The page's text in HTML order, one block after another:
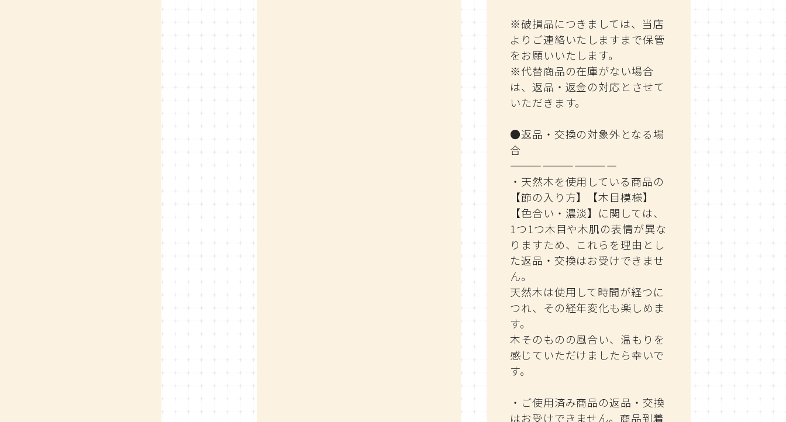
※破損品につきましては、当店
よりご連絡いたしますまで保管
をお願いいたします。
※代替商品の在庫がない場合
は、返品・返金の対応とさせて
いただきます。
●返品・交換の対象外となる場
合
——————————
・天然木を使用している商品の
【節の入り方】【木目模様】
【色合い・濃淡】に関しては、
1つ1つ木目や木肌の表情が異な
りますため、これらを理由とし
た返品・交換はお受けできませ
ん。
天然木は使用して時間が経つに
つれ、その経年変化も楽しめま
す。
木そのものの風合い、温もりを
感じていただけましたら幸いで
す。
・ご使用済み商品の返品・交換
はお受けできません。商品到着